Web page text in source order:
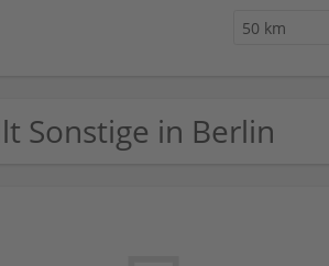
50 km
Sonstige in Berlin